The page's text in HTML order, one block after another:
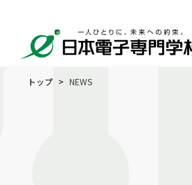
トップ NEWS